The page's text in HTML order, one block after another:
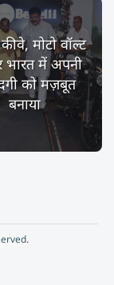
मोटो वॉल्ट
भारत में अपनी
को मज़बूत
बनाया